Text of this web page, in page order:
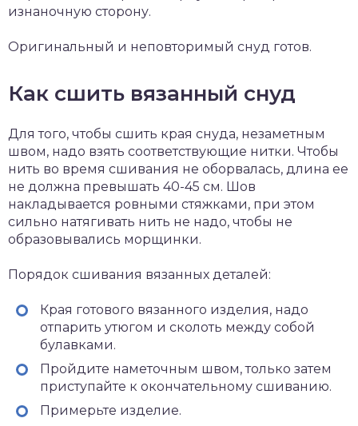
изнаночную сторону.
Оригинальный и неповторимый снуд готов.
Как сшить вязанный снуд
Для того, чтобы сшить края снуда, незаметным
швом, надо взять соответствующие нитки. Чтобы
нить во время сшивания не оборвалась, длина ее
не должна превышать 40-45 см. Шов
накладывается ровными стяжками, при этом
сильно натягивать нить не надо, чтобы не
образовывались морщинки.
Порядок сшивания вязанных деталей:
Края готового вязанного изделия, надо
отпарить утюгом и сколоть между собой
булавками.
Пройдите наметочным швом, только затем
приступайте к окончательному сшиванию.
Примерьте изделие.